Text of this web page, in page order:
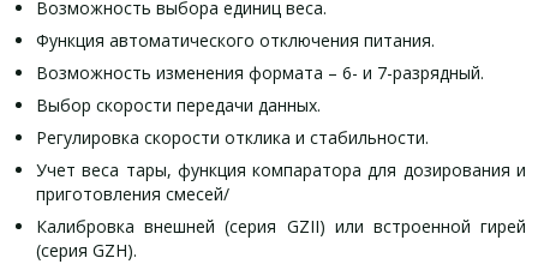
Возможность выбора единиц веса.
Функция автоматического отключения питания.
Возможность изменения формата – 6- и 7-разрядный.
Выбор скорости передачи данных.
Регулировка скорости отклика и стабильности.
Учет веса тары, функция компаратора для дозирования и
приготовления смесей/
Калибровка внешней (серия GZII) или встроенной гирей
(серия GZH).